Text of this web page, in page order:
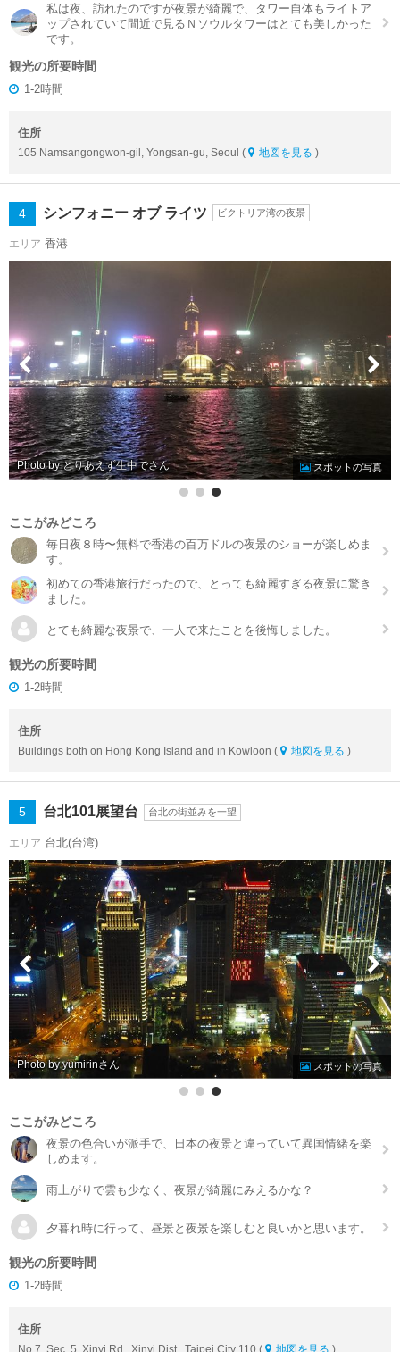
私は夜、訪れたのですが夜景が綺麗で、タワー自体もライトア
ップされていて間近で見るＮソウルタワーはとても美しかった
です。
観光の所要時間
1-2時間
住所
105 Namsangongwon-gil, Yongsan-gu, Seoul ( 地図を見る )
4 シンフォニー オブ ライツ ビクトリア湾の夜景
エリア 香港
Photo by とりあえず生中で スポットの写真
ここがみどころ
毎日夜８時〜無料で香港の百万ドルの夜景のショーが楽しめま
す。
初めての香港旅行だったので、とっても綺麗すぎる夜景に驚き
ました。
とても綺麗な夜景で、一人で来たことを後悔しました。
観光の所要時間
1-2時間
住所
Buildings both on Hong Kong Island and in Kowloon ( 地図を見る )
5 台北101展望台 台北の街並みを一望
エリア 台北(台湾)
Photo by yumirin スポットの写真
ここがみどころ
夜景の色合いが派手で、日本の夜景と違っていて異国情緒を楽
しめます。
雨上がりで雲も少なく、夜景が綺麗にみえるかな？
夕暮れ時に行って、昼景と夜景を楽しむと良いかと思います。
観光の所要時間
1-2時間
住所